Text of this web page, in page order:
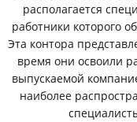
располагается
работники которого
Эта контора
время они освоили
выпускаемой
наиболее